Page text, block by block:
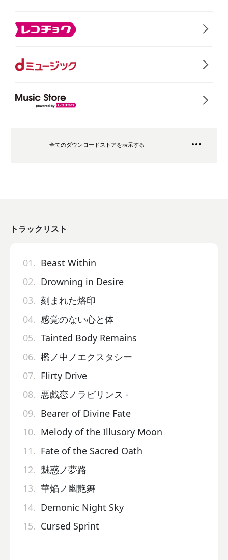
全てのダウンロードストアを表示する
トラックリスト
01. Beast Within
02. Drowning in Desire
03. 刻まれた烙印
04. 感覚のない心と体
05. Tainted Body Remains
06. 檻ノ中ノエクスタシー
07. Flirty Drive
08. 悪戯恋ノラビリンス -
09. Bearer of Divine Fate
10. Melody of the Illusory Moon
11. Fate of the Sacred Oath
12. 魅惑ノ夢路
13. 華焔ノ幽艶舞
14. Demonic Night Sky
15. Cursed Sprint